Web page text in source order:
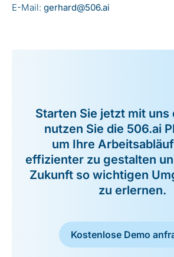
E-Mail: gerhard@506.ai
Starten Sie jetzt mit uns
nutzen Sie die 506.ai
um Ihre
effizienter zu gestalten
Zukunft so wichtigen
zu erlernen.
Kostenlose Demo